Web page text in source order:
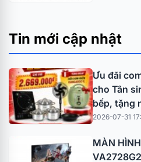
Tin mới cập nhật
Ưu đãi
cho Tân
bếp, tặng
2026-07-31
MÀN